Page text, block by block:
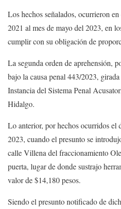
Los hechos señalados, ocurrieron
2021 al mes de mayo del 2023, en
cumplir con su obligación de
La segunda orden de aprehensión,
bajo la causa penal 443/2023,
Instancia del Sistema Penal
Hidalgo.
Lo anterior, por hechos ocurridos el
2023, cuando el presunto se
calle Villena del fraccionamiento
puerta, lugar de donde sustrajo
valor de $14,180 pesos.
Siendo el presunto notificado de